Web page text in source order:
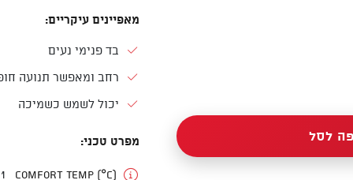
לסל
מאפיינים עיקריים:
בד פנימי נעים
רחב ומאפשר תנועה
יכול לשמש כשמיכה
מפרט טכני:
Comfort Temp (°C)
11